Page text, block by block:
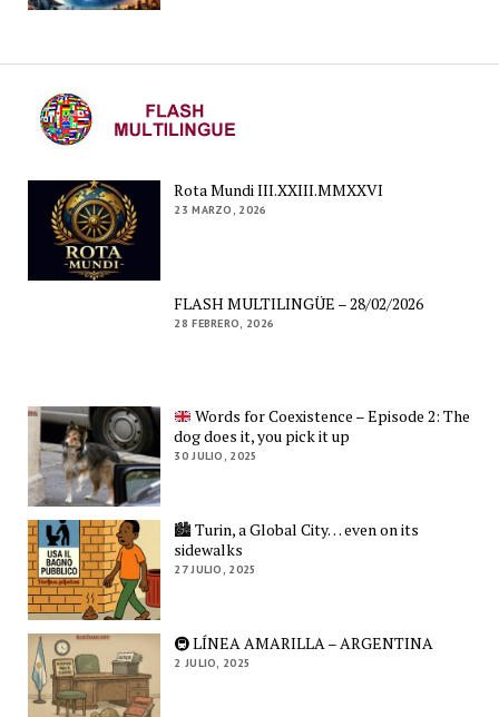
Rota Mundi III.XXIII.MMXXVI
23 MARZO, 2026
FLASH MULTILINGÜE – 28/02/2026
28 FEBRERO, 2026
Words for Coexistence – Episode 2: The
dog does it, you pick it up
30 JULIO, 2025
🏙️ Turin, a Global City… even on its
sidewalks
27 JULIO, 2025
🚇 LÍNEA AMARILLA – ARGENTINA
2 JULIO, 2025